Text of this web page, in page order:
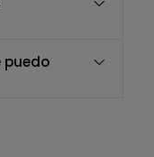
puedo